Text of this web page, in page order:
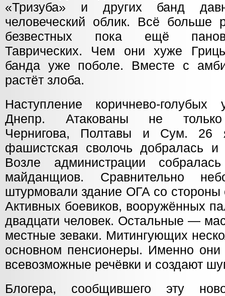
«Тризуба» и других банд
человеческий облик. Всё больше
безвестных пока ещё панов-
Таврических. Чем они хуже
банда уже поболе. Вместе с
растёт злоба.
Наступление коричнево-
Днепр. Атакованы не только
Чернигова, Полтавы и Сум. 26
фашистская сволочь добралась и
Возле администрации
майданщиов. Сравнительно
штурмовали здание ОГА со стороны
Активных боевиков, вооружённых
двадцати человек. Остальные —
местные зеваки. Митингующих
основном пенсионеры. Именно они
всевозможные речёвки и создают
Блогера, сообщившего эту